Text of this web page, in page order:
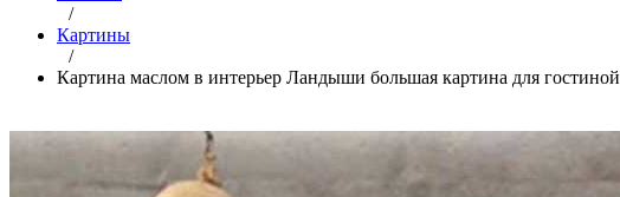
/
Картины
/
Картина маслом в интерьер Ландыши большая картина для гостиной